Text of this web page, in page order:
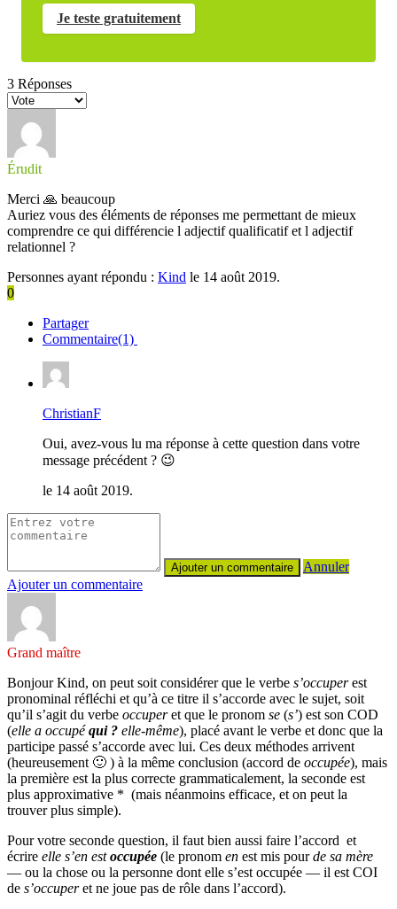
Je teste gratuitement
3 Réponses
Érudit
Merci 🙏 beaucoup
Auriez vous des éléments de réponses me permettant de mieux
comprendre ce qui différencie l adjectif qualificatif et l adjectif
relationnel ?
Personnes ayant répondu : Kind le 14 août 2019.
0
Partager
Commentaire(1)
ChristianF
Oui, avez-vous lu ma réponse à cette question dans votre
message précédent ? 😉
le 14 août 2019.
Annuler
Ajouter un commentaire
Grand maître
Bonjour Kind, on peut soit considérer que le verbe s’occuperest
pronominal réfléchi et qu’à ce titre il s’accorde avec le sujet, soit
qu’il s’agit du verbe occuperet que le pronom se (s’) est son COD
(elle a occupéqui ? elle-même), placé avant le verbe et donc que la
participe passé s’accorde avec lui. Ces deux méthodes arrivent
(heureusement 🙂 ) à la même conclusion (accord de occupée), mais
la première est la plus correcte grammaticalement, la seconde est
plus approximative * (mais néanmoins efficace, et on peut la
trouver plus simple).
Pour votre seconde question, il faut bien aussi faire l’accord et
écrire elle s’en estoccupée (le pronom en est mis pourde sa mère
— ou la chose ou la personne dont elle s’est occupée — il est COI
de s’occuperet ne joue pas de rôle dans l’accord).